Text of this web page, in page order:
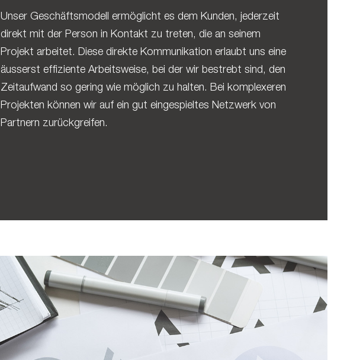
Unser Geschäftsmodell ermöglicht es dem Kunden, jederzeit
direkt mit der Person in Kontakt zu treten, die an seinem
Projekt arbeitet. Diese direkte Kommunikation erlaubt uns eine
äusserst effiziente Arbeitsweise, bei der wir bestrebt sind, den
Zeitaufwand so gering wie möglich zu halten. Bei komplexeren
Projekten können wir auf ein gut eingespieltes Netzwerk von
Partnern zurückgreifen.